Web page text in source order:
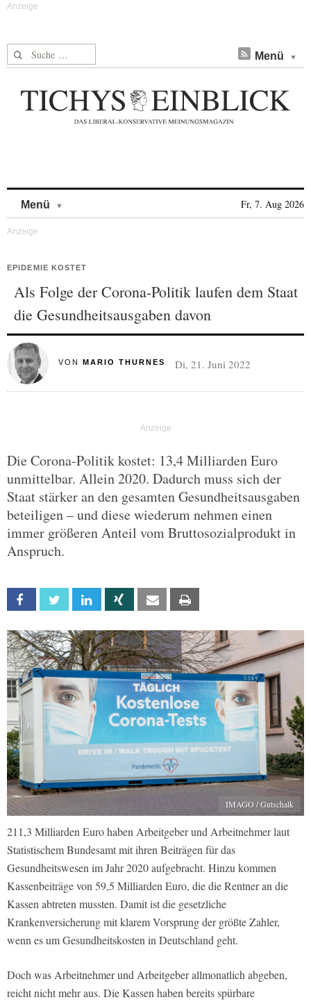
Suche nach: Menü
Menü Fr, 7. Aug 2026
EPIDEMIE KOSTET
Als Folge der Corona-Politik laufen dem Staat
die Gesundheitsausgaben davon
VON MARIO THURNES Di, 21. Juni 2022
Die Corona-Politik kostet: 13,4 Milliarden Euro
unmittelbar. Allein 2020. Dadurch muss sich der
Staat stärker an den gesamten Gesundheitsausgaben
beteiligen – und diese wiederum nehmen einen
immer größeren Anteil vom Bruttosozialprodukt in
Anspruch.
Facebook Twitter Linkedin Xing Email
IMAGO / Gutschalk
211,3 Milliarden Euro haben Arbeitgeber und Arbeitnehmer laut
Statistischem Bundesamt mit ihren Beiträgen für das
Gesundheitswesen im Jahr 2020 aufgebracht. Hinzu kommen
Kassenbeiträge von 59,5 Milliarden Euro, die die Rentner an die
Kassen abtreten mussten. Damit ist die gesetzliche
Krankenversicherung mit klarem Vorsprung der größte Zahler,
wenn es um Gesundheitskosten in Deutschland geht.
Doch was Arbeitnehmer und Arbeitgeber allmonatlich abgeben,
reicht nicht mehr aus. Die Kassen haben bereits spürbare